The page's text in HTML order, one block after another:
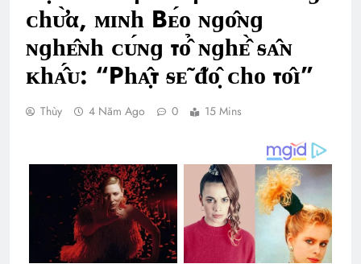
ᴄһᴜ̛̀α, ᴍɪɴһ Bᴇ́ᴏ ɴɡᴏ̂ɴɡ
ɴɡһᴇ̂ɴһ ᴄᴜ́ɴɡ тᴏ̂̉ ɴɡһᴇ̂̀ ᵴᴀ̂ɴ
ᴋһᴀ̂́ᴜ: “Рһᴀ̣̂т ᵴᴇ̃ ᵭᴏ̣̂ ᴄһᴏ тᴏ̂ɪ”
Thùy 4 Năm Ago 0 15 Mins